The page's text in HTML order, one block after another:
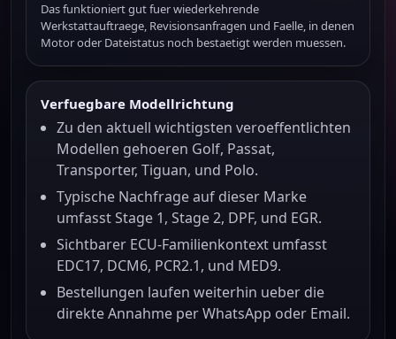
Das funktioniert gut fuer wiederkehrende
Werkstattauftraege, Revisionsanfragen und Faelle, in denen
Motor oder Dateistatus noch bestaetigt werden muessen.
Verfuegbare Modellrichtung
Zu den aktuell wichtigsten veroeffentlichten
Modellen gehoeren Golf, Passat,
Transporter, Tiguan, und Polo.
Typische Nachfrage auf dieser Marke
umfasst Stage 1, Stage 2, DPF, und EGR.
Sichtbarer ECU-Familienkontext umfasst
EDC17, DCM6, PCR2.1, und MED9.
Bestellungen laufen weiterhin ueber die
direkte Annahme per WhatsApp oder Email.